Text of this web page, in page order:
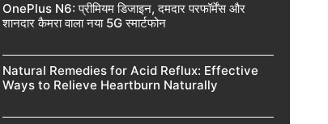
OnePlus N6: प्रीमियम डिजाइन, दमदार परफॉर्मेंस और
शानदार कैमरा वाला नया 5G स्मार्टफोन
Natural Remedies for Acid Reflux: Effective
Ways to Relieve Heartburn Naturally